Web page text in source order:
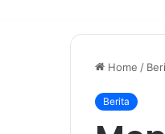
Home /
Berita